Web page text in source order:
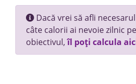
Dacă vrei să afli
câte calorii ai nevoie zilnic
obiectivul,îl poți calcula